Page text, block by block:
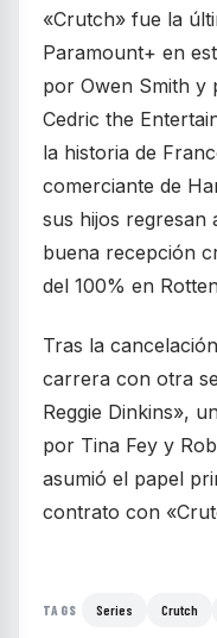
«Crutch» fue la
Paramount+ en
por Owen Smith y
Cedric the
la historia de
comerciante de
sus hijos regresan
buena recepción
del 100% en
Tras la
carrera con otra
Reggie Dinkins»,
por Tina Fey y
asumió el papel
contrato con
TAGS Series Crutch